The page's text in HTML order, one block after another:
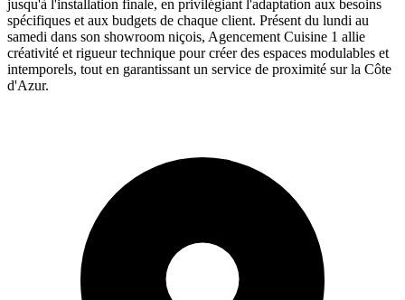
jusqu'à l'installation finale, en privilégiant l'adaptation aux besoins
spécifiques et aux budgets de chaque client. Présent du lundi au
samedi dans son showroom niçois, Agencement Cuisine 1 allie
créativité et rigueur technique pour créer des espaces modulables et
intemporels, tout en garantissant un service de proximité sur la Côte
d'Azur.